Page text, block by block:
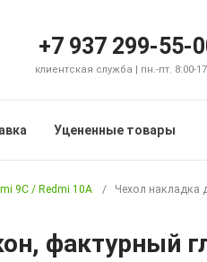
+7 937 299-55-
клиентская служба | пн.-пт. 8:00-
Уцененные товары
9C / Redmi 10A
Чехол накладка
фактурный